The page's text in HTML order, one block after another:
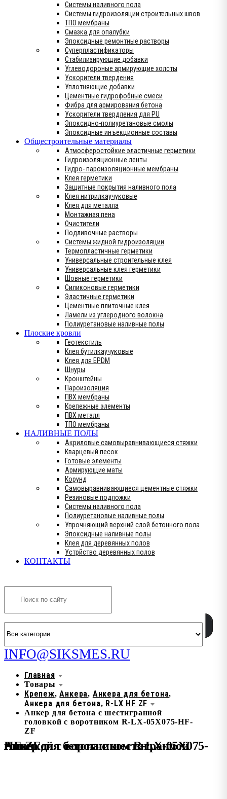
Системы наливного пола
Системы гидроизоляции строительных швов
ТПО мембраны
Смазка для опалубки
Эпоксидные ремонтные растворы
Суперпластификаторы
Стабилизирующие добавки
Углеводороные армирующие холсты
Ускорители твердения
Уплотняющие добавки
Цементные гидрофобные смеси
Фибра для армирования бетона
Ускорители твердления для PU
Эпоксидно-полиуретановые смолы
Эпоксидные инъекционные составы
Общестроительные материалы
Атмосферостойкие эластичные герметики
Гидроизоляционные ленты
Гидро- пароизоляционные мембраны
Клея герметики
Защитные покрытия наливного пола
Клея нитрилкаучуковые
Клея для металла
Монтажная пена
Очистители
Подливочные растворы
Системы жидной гидроизоляции
Термопластичные герметики
Универсальные строительные клея
Универсальные клея герметики
Шовные герметики
Силиконовые герметики
Эластичные герметики
Цементные плиточные клея
Ламели из углеродного волокна
Полиуретановые наливные полы
Плоские кровли
Геотекстиль
Клея бутилкаучуковые
Клея для EPDM
Шнуры
Кронштейны
Пароизоляция
ПВХ мембраны
Крепежные элементы
ПВХ металл
ТПО мембраны
НАЛИВНЫЕ ПОЛЫ
Акриловые самовыравнивающиеся стяжки
Кварцевый песок
Готовые элементы
Армирующие маты
Корунд
Самовыравнивающиеся цементные стяжки
Резиновые подложки
Системы наливного пола
Полиуретановые наливные полы
Упрочняющий верхний слой бетонного пола
Эпоксидные наливные полы
Клея для деревянных полов
Устрйство деревянных полов
КОНТАКТЫ
INFO@SIKSMES.RU
Главная
Товары
Крепеж,Анкера, Анкера для бетона,
Анкера для бетона, R-LX HF ZF
Анкер для бетона с шестигранной
головкой с воротником R-LX-05X075-HF-
ZF
Анкер для бетона с шестигранной головкой с воротником R-LX-05X075-HF-ZF